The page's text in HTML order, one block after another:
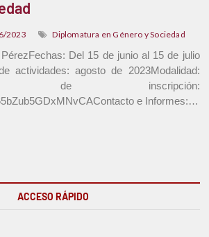
2023 Diplomatura en Género y Sociedad
Del 15 de junio al 15 de julio
actividades: agosto de 2023Modalidad:
de inscripción:
e Informes:…
ACCESO RÁPIDO